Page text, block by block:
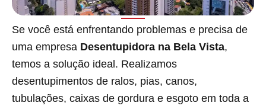
Se você está enfrentando problemas e precisa de
uma empresa Desentupidora na Bela Vista,
temos a solução ideal. Realizamos
desentupimentos de ralos, pias, canos,
tubulações, caixas de gordura e esgoto em toda a